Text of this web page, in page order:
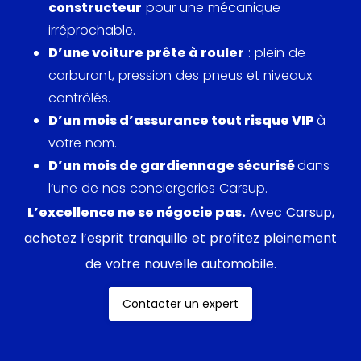
routier exigeant, une direction sans
démultiplication, une conduite dépourvue d’aides
électroniques et une tendance naturelle au
survirage. Conçue comme une Ferrari des années
70-80, elle nécessitait une attention de tous les
instants sous peine de se faire surprendre.
La 348 est nommée ainsi en référence à son V8 3.4
litres dérivé de celui de la 328 et identique à celui
de la Mondial T sortie un peu plus tôt. Equipé d’une
injection Bosch, il développe la puissance de 300
chevaux à 7200 tr/min. Plein à tous les étages,
dans les tours et gratifie alors le conducteur d’une
mélodie envoutante typique des modèles frappés
constructeur pour une mécanique
irréprochable.
D’une voiture prête à rouler : plein de
carburant, pression des pneus et niveaux
contrôlés.
D’un mois d’assurance tout risque VIPà
votre nom.
D’un mois de gardiennage sécurisédans
l’une de nos conciergeries Carsup.
L’excellence ne se négocie pas.Avec Carsup,
achetez l’esprit tranquille et profitez pleinement
de votre nouvelle automobile.
Contacter un expert